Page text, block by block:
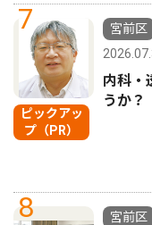
7
ピックアッ
プ（PR）
宮前区
内科・
うか？
8
宮前区